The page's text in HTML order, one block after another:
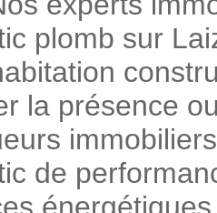
plomb sur
la présence
de